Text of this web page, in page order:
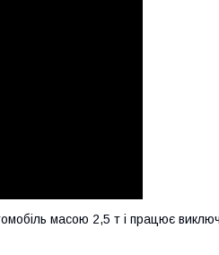
масою 2,5 т і працює